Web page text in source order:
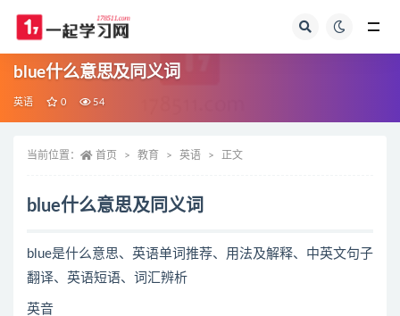
blue什么意思及同义词
英语 0 54
当前位置： 首页 教育 英语 正文
blue什么意思及同义词
blue是什么意思、英语单词推荐、用法及解释、中英文句子
翻译、英语短语、词汇辨析
英音